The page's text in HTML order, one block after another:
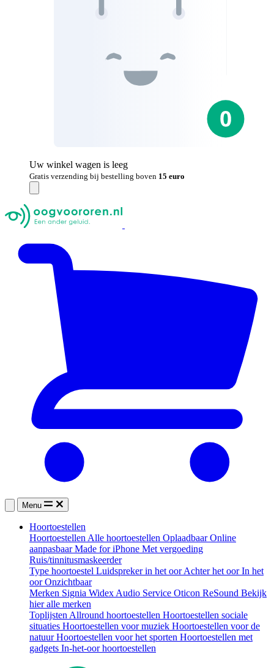
Uw winkel wagen is leeg
Gratis verzending bij bestelling boven 15 euro
Menu
Hoortoestellen
HoortoestellenAlle hoortoestellen OplaadbaarOnline
aanpasbaarMade for iPhone Met vergoeding
Ruis/tinnitusmaskeerder
Type hoortoestel Luidspreker in het oorAchter het oorIn het
oorOnzichtbaar
Merken Signia WidexAudio Service Oticon ReSound Bekijk
hier alle merken
ToplijstenAllround hoortoestellen Hoortoestellen sociale
situaties Hoortoestellen voor muziek Hoortoestellen voor de
natuurHoortoestellen voor het sporten Hoortoestellen met
gadgets In-het-oor hoortoestellen